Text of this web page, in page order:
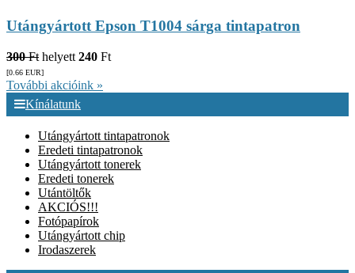
Utángyártott Epson T1004 sárga tintapatron
300 Ft helyett 240 Ft
[0.66 EUR]
További akcióink »
Kínálatunk
Utángyártott tintapatronok
Eredeti tintapatronok
Utángyártott tonerek
Eredeti tonerek
Utántöltők
AKCIÓS!!!
Fotópapírok
Utángyártott chip
Irodaszerek